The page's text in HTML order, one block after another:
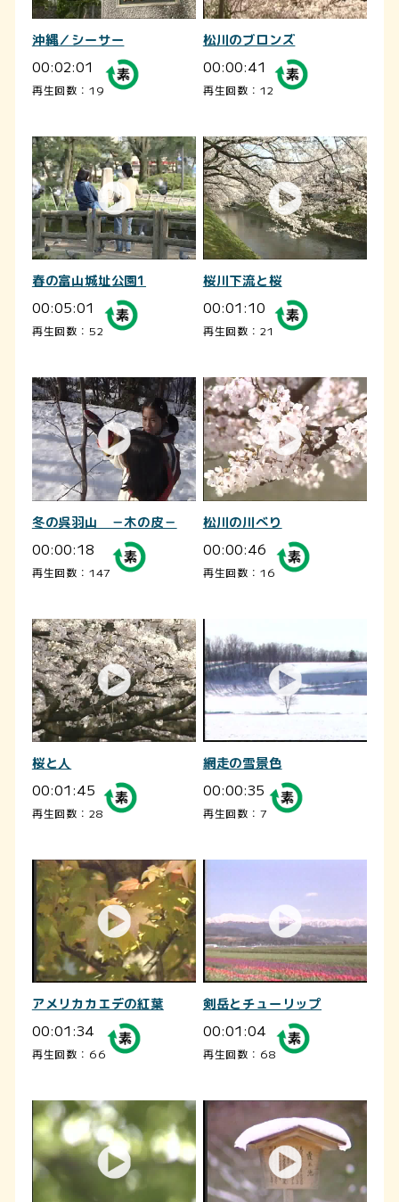
沖縄／シーサー
00:02:01
再生回数：19
松川のブロンズ
00:00:41
再生回数：12
春の富山城址公園1
00:05:01
再生回数：52
桜川下流と桜
00:01:10
再生回数：21
冬の呉羽山 －木の皮－
00:00:18
再生回数：147
松川の川べり
00:00:46
再生回数：16
桜と人
00:01:45
再生回数：28
網走の雪景色
00:00:35
再生回数：7
アメリカカエデの紅葉
00:01:34
再生回数：66
剣岳とチューリップ
00:01:04
再生回数：68